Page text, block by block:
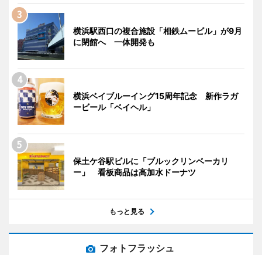
横浜駅西口の複合施設「相鉄ムービル」が9月
に閉館へ 一体開発も
横浜ベイブルーイング15周年記念 新作ラガ
ービール「ベイヘル」
保土ケ谷駅ビルに「ブルックリンベーカリ
ー」 看板商品は高加水ドーナツ
もっと見る
フォトフラッシュ